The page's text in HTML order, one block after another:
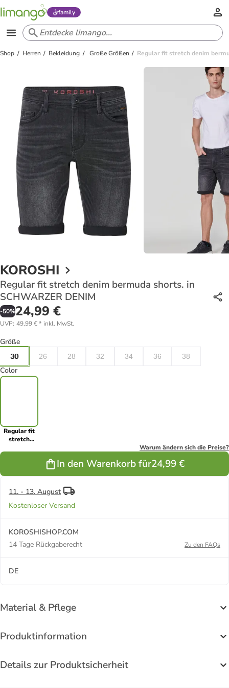
family
Shop Herren Bekleidung Große Größen Regular fit stretch denim
KOROSHI
Regular fit stretch denim bermuda shorts. in
SCHWARZER DENIM
-50%24,99 €
UVP: 49,99 €* inkl. MwSt.
Größe
30 26 28 32 34 36 38
Color
Regular fit
stretch
SCHWARZER
Warum ändern sich die Preise?
In den Warenkorb für24,99 €
11. - 13. August
Kostenloser Versand
KOROSHISHOP.COM
14 Tage Rückgaberecht
Zu den FAQs
DE
Material & Pflege
Produktinformation
Details zur Produktsicherheit